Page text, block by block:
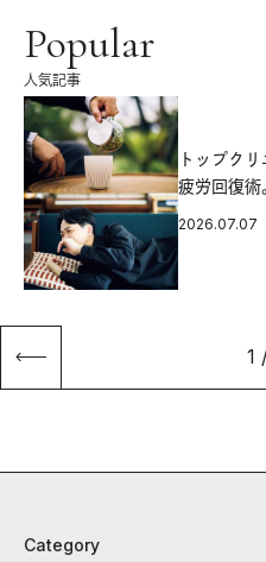
Popular
人気記事
トップク
疲労回復術
2026.07.07
1
Category